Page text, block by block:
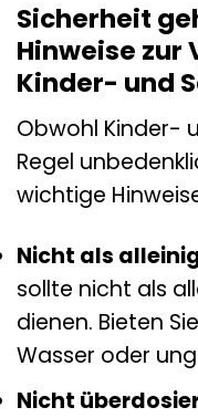
Sicherheit
Hinweise zur
Kinder- und
Obwohl Kinder-
Regel
wichtige
Nicht als
sollte nicht als
dienen. Bieten
Wasser oder
Nicht